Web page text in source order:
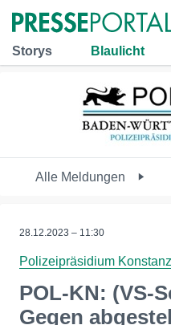
Storys Blaulicht
Alle Meldungen
28.12.2023 – 11:30
Polizeipräsidium Konstanz
POL-KN: (VS-
Gegen